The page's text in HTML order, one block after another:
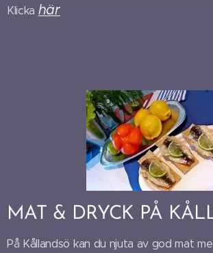
Klicka här
MAT & DRYCK PÅ
På Kållandsö kan du njuta av god mat